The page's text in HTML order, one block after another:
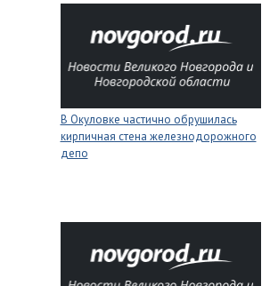
В Окуловке частично обрушилась
кирпичная стена железнодорожного
депо